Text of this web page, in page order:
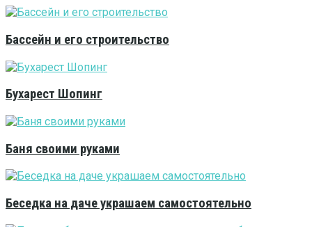
Бассейн и его строительство
Бухарест Шопинг
Баня своими руками
Беседка на даче украшаем самостоятельно